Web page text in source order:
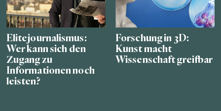
Elitejournalismus:
Wer kann sich den
Zugang zu
Informationen noch
leisten?
Forschung in 3D:
Kunst macht
Wissenschaft greifbar